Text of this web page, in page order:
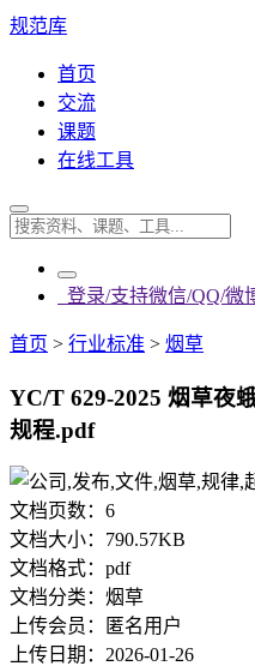
规范库
首页
交流
课题
在线工具
登录/支持微信/QQ/微
首页 > 行业标准 > 烟草
YC/T 629-2025 烟草夜
规程.pdf
文档页数： 6
文档大小： 790.57KB
文档格式： pdf
文档分类： 烟草
上传会员：
匿名用户
上传日期： 2026-01-26